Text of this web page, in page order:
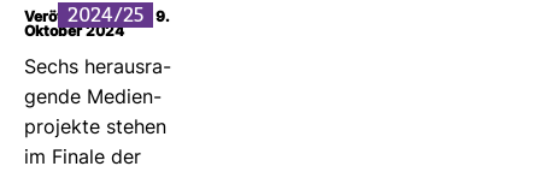
2024/25
Veröffentlicht am: 9.
Oktober 2024
Sechs her­aus­ra­
gende Medi­en­
pro­jekte stehen
im Finale der